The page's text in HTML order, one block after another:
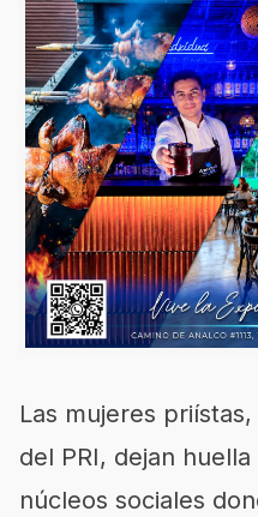
Las mujeres
del PRI, dejan
núcleos sociales